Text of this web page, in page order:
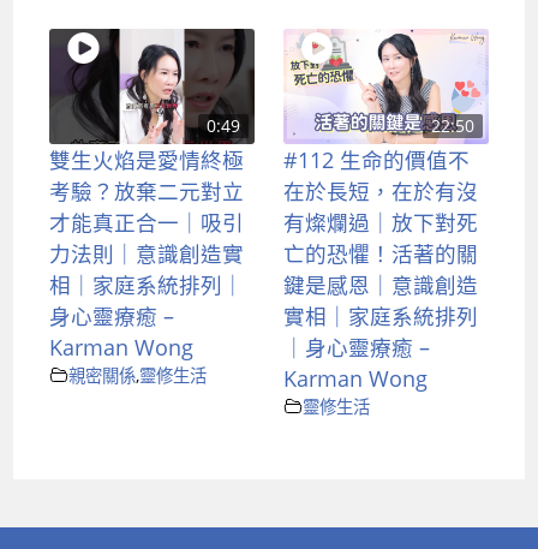
0:49
雙生火焰是愛情終極
考驗？放棄二元對立
才能真正合一｜吸引
力法則｜意識創造實
相｜家庭系統排列｜
身心靈療癒 –
Karman Wong
親密關係,靈修生活
22:50
#112 生命的價值不
在於長短，在於有沒
有燦爛過｜放下對死
亡的恐懼！活著的關
鍵是感恩｜意識創造
實相｜家庭系統排列
｜身心靈療癒 –
Karman Wong
靈修生活